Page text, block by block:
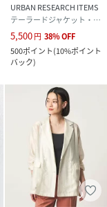
URBAN RESEARCH ITEMS
テーラードジャケット・ブレザー
5,500円 38%OFF
500ポイント(10%ポイント
バック)